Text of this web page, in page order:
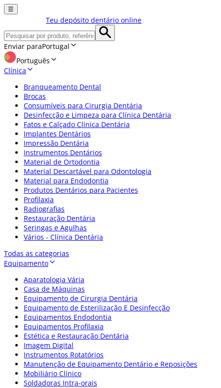
☰
Teu depósito dentário online
Enviar paraPortugal
Português
Clínica
Branqueamento Dental
Brocas
Consumíveis para Cirurgia Dentária
Desinfecção e Limpeza para Clínica Dentária
Fatos e Calçado Clínica Dentária
Implantes Dentários
Impressão Dentária
Instrumentos Dentários
Material de Ortodontia
Material Descartável para Odontologia
Material para Endodontia
Produtos Dentários para Pacientes
Profilaxia
Radiografias
Restauração Dentária
Seringas e Agulhas
Vários - Clínica Dentária
Todas as categorias
Equipamento
Aparatologia Vária
Casa de Máquinas
Equipamento de Cirurgia Dentária
Equipamento de Esterilização E Desinfecção
Equipamentos Endodontia
Equipamentos Profilaxia
Estética e Restauração Dentária
Imagem Digital
Instrumentos Rotatórios
Manutenção de Equipamento Dentário e Reposições
Mobiliário Clínico
Soldadoras Intra-orais